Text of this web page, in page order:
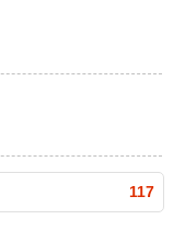
117